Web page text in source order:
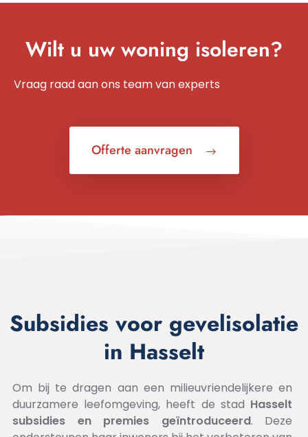
Wilt u uw woning isoleren?
Vraag raad aan ons team van experts
Offerte aanvragen
Subsidies voor gevelisolatie
in Hasselt
Om bij te dragen aan een milieuvriendelijkere en
duurzamere leefomgeving, heeft de stad Hasselt
subsidies en premies geïntroduceerd. Deze